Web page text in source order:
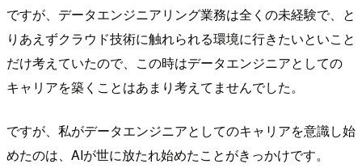
ですが、データエンジニアリング業務は全くの未経験で、と
りあえずクラウド技術に触れられる環境に行きたいといこと
だけ考えていたので、この時はデータエンジニアとしての
キャリアを築くことはあまり考えてませんでした。
ですが、私がデータエンジニアとしてのキャリアを意識し始
めたのは、AIが世に放たれ始めたことがきっかけです。